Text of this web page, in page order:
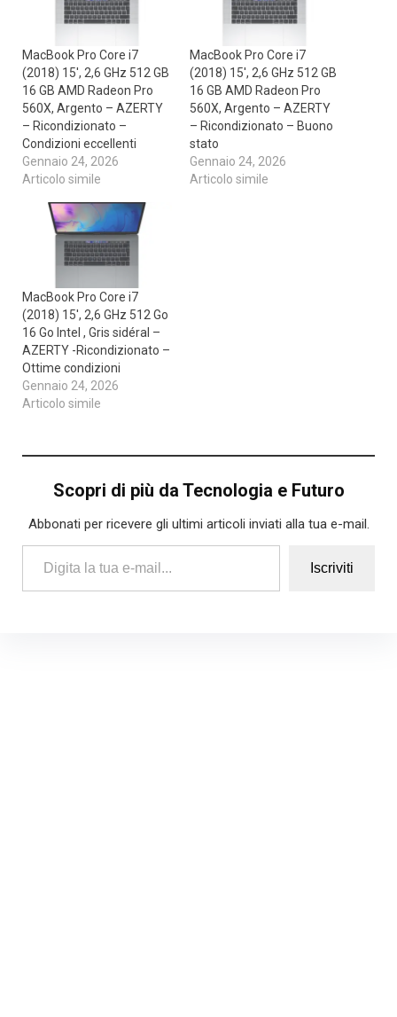
MacBook Pro Core i7
(2018) 15′, 2,6 GHz 512 GB
16 GB AMD Radeon Pro
560X, Argento – AZERTY
– Ricondizionato –
Condizioni eccellenti
Gennaio 24, 2026
Articolo simile
MacBook Pro Core i7
(2018) 15′, 2,6 GHz 512 GB
16 GB AMD Radeon Pro
560X, Argento – AZERTY
– Ricondizionato – Buono
stato
Gennaio 24, 2026
Articolo simile
MacBook Pro Core i7
(2018) 15′, 2,6 GHz 512 Go
16 Go Intel , Gris sidéral –
AZERTY -Ricondizionato –
Ottime condizioni
Gennaio 24, 2026
Articolo simile
Scopri di più da Tecnologia e Futuro
Abbonati per ricevere gli ultimi articoli inviati alla tua e-mail.
Digita la tua e-mail...
Iscriviti